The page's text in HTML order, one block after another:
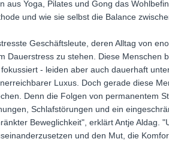
aus Yoga, Pilates und Gong das
und wie sie selbst die Balance
Geschäftsleute, deren Alltag von
Dauerstress zu stehen. Diese Menschen
- leiden aber auch dauerhaft
Luxus. Doch gerade diese
Denn die Folgen von permanentem
Schlafstörungen und ein
Beweglichkeit", erklärt Antje Aldag.
und den Mut, die